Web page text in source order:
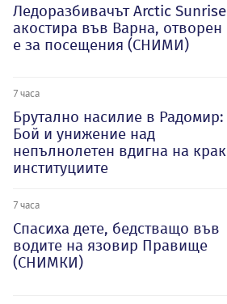
Ледоразбивачът Arctic Sunrise
акостира във Варна, отворен
е за посещения (СНИМИ)
7 часа
Брутално насилие в Радомир:
Бой и унижение над
непълнолетен вдигна на крак
институциите
7 часа
Спасиха дете, бедстващо във
водите на язовир Правище
(СНИМКИ)